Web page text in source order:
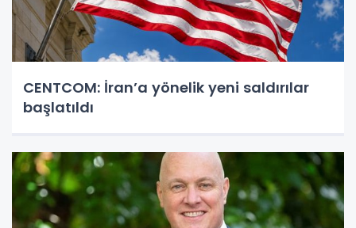
CENTCOM: İran’a yönelik yeni saldırılar
başlatıldı